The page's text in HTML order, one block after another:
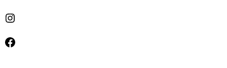
Instagram
Facebook